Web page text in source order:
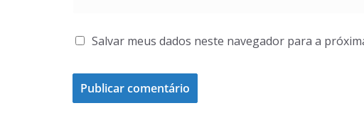
Salvar meus dados neste navegador para a